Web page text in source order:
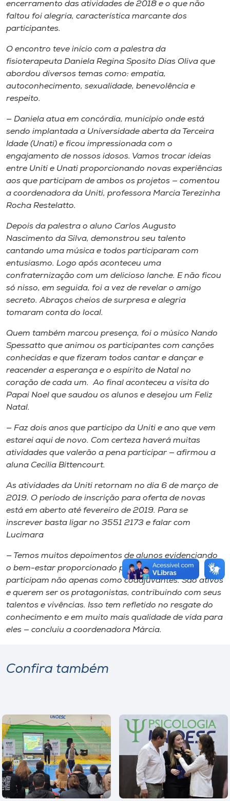
A+
encerramento das atividades de 2018 e o que não
faltou foi alegria, característica marcante dos
participantes.
O encontro teve início com a palestra da
fisioterapeuta Daniela Regina Sposito Dias Oliva que
abordou diversos temas como: empatia,
autoconhecimento, sexualidade, benevolência e
respeito.
— Daniela atua em concórdia, município onde está
sendo implantada a Universidade aberta da Terceira
Idade (Unati) e ficou impressionada com o
engajamento de nossos idosos. Vamos trocar ideias
entre Uniti e Unati proporcionando novas experiências
aos que participam de ambos os projetos — comentou
a coordenadora da Uniti, professora Marcia Terezinha
Rocha Restelatto.
Depois da palestra o aluno Carlos Augusto
Nascimento da Silva, demonstrou seu talento
cantando uma música e todos participaram com
entusiasmo. Logo após aconteceu uma
confraternização com um delicioso lanche. E não ficou
só nisso, em seguida, foi a vez de revelar o amigo
secreto. Abraços cheios de surpresa e alegria
tomaram conta do local.
Quem também marcou presença, foi o músico Nando
Spessatto que animou os participantes com canções
conhecidas e que fizeram todos cantar e dançar e
reacender a esperança e o espírito de Natal no
coração de cada um. Ao final aconteceu a visita do
Papai Noel que saudou os alunos e desejou um Feliz
Natal.
— Faz dois anos que participo da Uniti e ano que vem
estarei aqui de novo. Com certeza haverá muitas
atividades que valerão a pena participar — afirmou a
aluna Cecília Bittencourt.
As atividades da Uniti retornam no dia 6 de março de
2019. O período de inscrição para oferta de novas
está em aberto até fevereiro de 2019. Para se
inscrever basta ligar no 3551 2173 e falar com
Lucimara
— Temos muitos depoimentos de alunos evidenciando
o bem-estar proporcionado pela Uniti. E eles
participam não apenas como coadjuvantes. São ativos
e querem ser os protagonistas, contribuindo com seus
talentos e vivências. Isso tem refletido no resgate do
conhecimento e em muito mais qualidade de vida para
eles — concluiu a coordenadora Márcia.
Confira também